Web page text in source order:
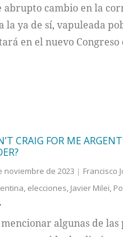
abrupto cambio en la
la ya de sí, vapuleada
en el nuevo
CRAIG FOR ME
noviembre de 2023 Francisco
, elecciones, Javier Milei,
algunas de